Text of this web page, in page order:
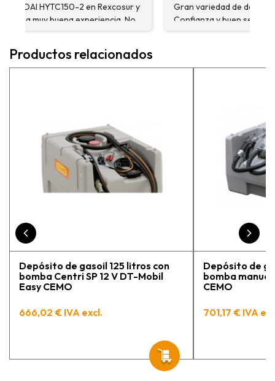
HYUNDAI HYTC150-2 en Rexcosur y
fue una muy buena experiencia. No
solo me encontré el producto que
asesoraron y explicaron con
detalle para asegurarme de que
contactactanto me explicó todo￼
En general, la recomiendo, he
vuelto a comprar, tengo varios
pedidos en proceso y muy
Gran variedad de
Confianza y buen servicio.
Productos relacionados
Depósito de gasoil 125 litros con
bomba Centri SP 12 V DT-Mobil
Easy CEMO
666,02 € IVA excl.
Depósito de
bomba
CEMO
701,17 € IVA